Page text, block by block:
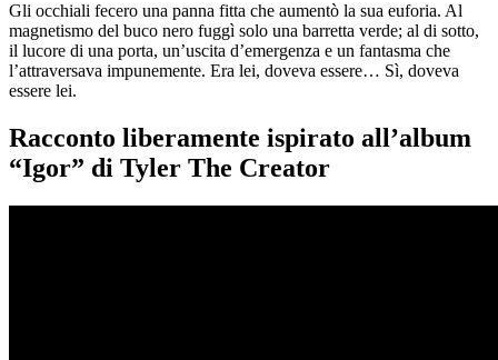
Gli occhiali fecero una panna fitta che aumentò la sua euforia. Al
magnetismo del buco nero fuggì solo una barretta verde; al di sotto,
il lucore di una porta, un’uscita d’emergenza e un fantasma che
l’attraversava impunemente. Era lei, doveva essere… Sì, doveva
essere lei.
Racconto liberamente ispirato all’album
“Igor” di Tyler The Creator